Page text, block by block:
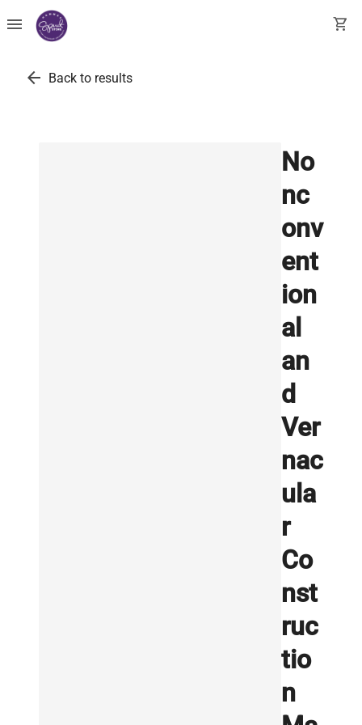
menu shopping_cart
arrow_back Back to results
No
nc
onv
ent
ion
al
an
d
Ver
nac
ula
r
Co
nst
ruc
tio
n